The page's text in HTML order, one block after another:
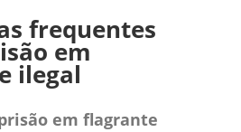
frequentes
em
ilegal
em flagrante